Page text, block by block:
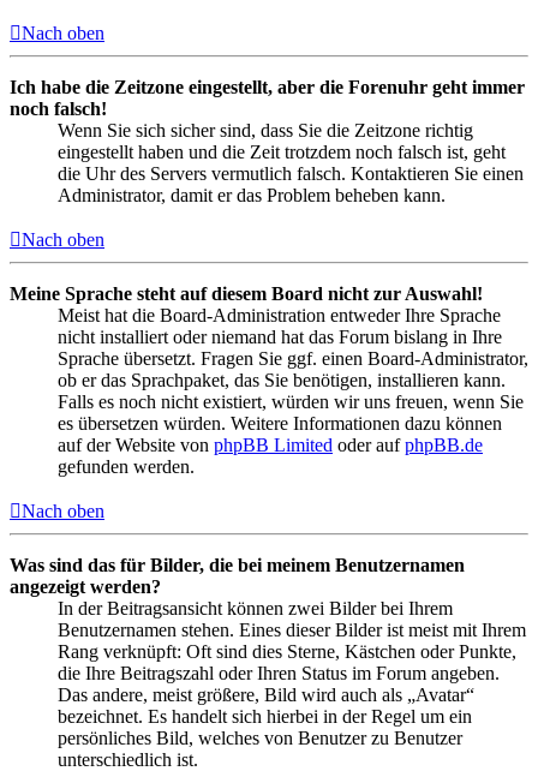
Nach oben
Ich habe die Zeitzone eingestellt, aber die Forenuhr geht immer
noch falsch!
Wenn Sie sich sicher sind, dass Sie die Zeitzone richtig
eingestellt haben und die Zeit trotzdem noch falsch ist, geht
die Uhr des Servers vermutlich falsch. Kontaktieren Sie einen
Administrator, damit er das Problem beheben kann.
Nach oben
Meine Sprache steht auf diesem Board nicht zur Auswahl!
Meist hat die Board-Administration entweder Ihre Sprache
nicht installiert oder niemand hat das Forum bislang in Ihre
Sprache übersetzt. Fragen Sie ggf. einen Board-Administrator,
ob er das Sprachpaket, das Sie benötigen, installieren kann.
Falls es noch nicht existiert, würden wir uns freuen, wenn Sie
es übersetzen würden. Weitere Informationen dazu können
auf der Website von phpBB Limited oder aufphpBB.de
gefunden werden.
Nach oben
Was sind das für Bilder, die bei meinem Benutzernamen
angezeigt werden?
In der Beitragsansicht können zwei Bilder bei Ihrem
Benutzernamen stehen. Eines dieser Bilder ist meist mit Ihrem
Rang verknüpft: Oft sind dies Sterne, Kästchen oder Punkte,
die Ihre Beitragszahl oder Ihren Status im Forum angeben.
Das andere, meist größere, Bild wird auch als „Avatar“
bezeichnet. Es handelt sich hierbei in der Regel um ein
persönliches Bild, welches von Benutzer zu Benutzer
unterschiedlich ist.